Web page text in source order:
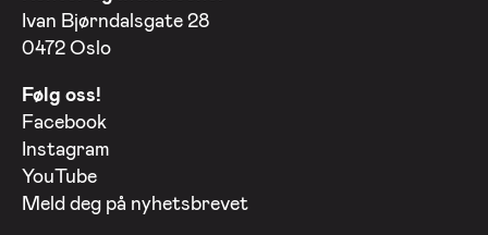
Ivan Bjørndalsgate 28
0472 Oslo
Følg oss!
Facebook
Instagram
YouTube
Meld deg på nyhetsbrevet